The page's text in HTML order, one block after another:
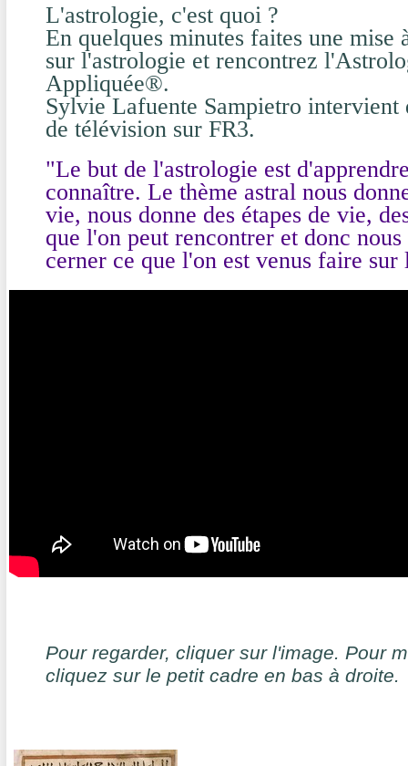
L'astrologie, c'est quoi ?
En quelques minutes faites une mise
sur l'astrologie et rencontrez
Appliquée®.
Sylvie Lafuente Sampietro intervient
de télévision sur FR3.
"Le but de l'astrologie est
connaître. Le thème astral nous
vie, nous donne des étapes de vie,
que l'on peut rencontrer et donc
cerner ce que l'on est venus faire
Pour regarder, cliquer sur l'image. Pour
cliquez sur le petit cadre en bas à droite.